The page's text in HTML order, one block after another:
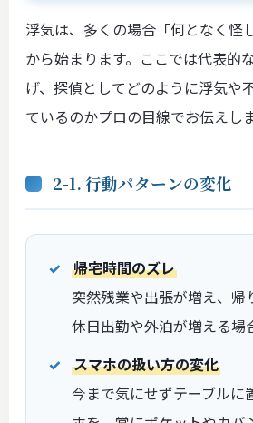
浮気は、多くの場合「何となく
から始まります。ここでは代表的
げ、探偵としてどのように浮気や
ているのかプロの目線でお伝えしま
2-1. 行動パターンの変化
帰宅時間のズレ
突然残業や出張が増え、帰
休日出勤や外泊が増える場
スマホの扱い方の変化
今まで気にせずテーブルに